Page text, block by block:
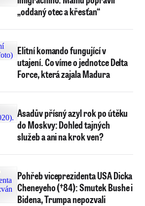
„oddaný otec a křesťan“
Elitní komando fungující v
utajení. Co víme o jednotce Delta
Force, která zajala Madura
Asadův přísný azyl rok po útěku
do Moskvy: Dohled tajných
služeb a ani na krok ven?
Pohřeb viceprezidenta USA Dicka
Cheneyeho (†84): Smutek Bushe i
Bidena, Trumpa nepozvali